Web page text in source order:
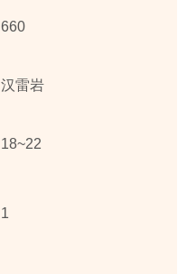
660
汉雷岩
18~22
1